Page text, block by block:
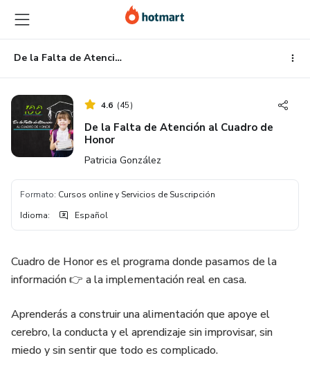
contenido
principal
la
página
de
pie
página
De la Falta de Atención al Cuadro de Honor
4.6 (45)
De la Falta de Atención al Cuadro de
Honor
Patricia González
Formato: Cursos online y Servicios de Suscripción
Idioma: Español
Cuadro de Honor es el programa donde pasamos de la
información 👉 a la implementación real en casa.
Aprenderás a construir una alimentación que apoye el
cerebro, la conducta y el aprendizaje sin improvisar, sin
miedo y sin sentir que todo es complicado.